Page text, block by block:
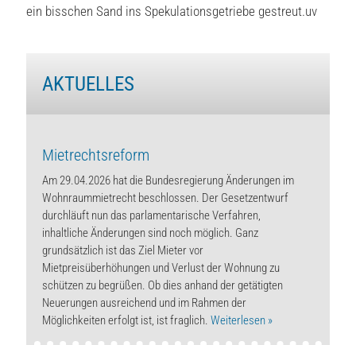
ein bisschen Sand ins Spekulationsgetriebe gestreut.uv
AKTUELLES
Mietrechtsreform
Am 29.04.2026 hat die Bundesregierung Änderungen im
Wohnraummietrecht beschlossen. Der Gesetzentwurf
durchläuft nun das parlamentarische Verfahren,
inhaltliche Änderungen sind noch möglich. Ganz
grundsätzlich ist das Ziel Mieter vor
Mietpreisüberhöhungen und Verlust der Wohnung zu
schützen zu begrüßen. Ob dies anhand der getätigten
Neuerungen ausreichend und im Rahmen der
Möglichkeiten erfolgt ist, ist fraglich.Weiterlesen »